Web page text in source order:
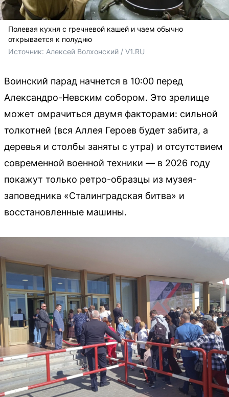
Полевая кухня с гречневой кашей и чаем обычно
открывается к полудню
Источник: Алексей Волхонский / V1.RU
Воинский парад начнется в 10:00 перед
Александро-Невским собором. Это зрелище
может омрачиться двумя факторами: сильной
толкотней (вся Аллея Героев будет забита, а
деревья и столбы заняты с утра) и отсутствием
современной военной техники — в 2026 году
покажут только ретро-образцы из музея-
заповедника «Сталинградская битва» и
восстановленные машины.